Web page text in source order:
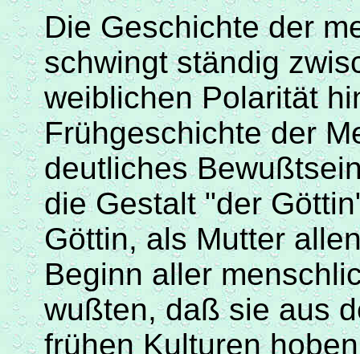
Die Geschichte der
schwingt ständig
weiblichen Polarität
Frühgeschichte der
deutliches
die Gestalt "der
Göttin, als Mutter
Beginn aller
wußten,daßsie aus
frühen Kulturen